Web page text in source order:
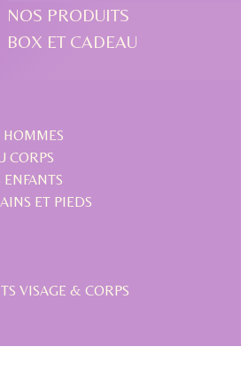
NOS PRODUITS
BOX ET CADEAU
HOMMES
CORPS
ET PIEDS
VISAGE & CORPS